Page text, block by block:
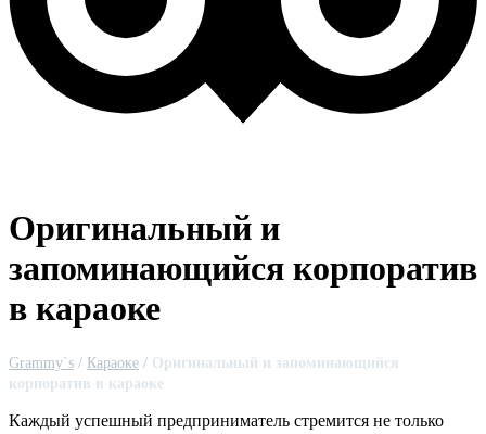
Оригинальный и
запоминающийся корпоратив
в караоке
Grammy`s / Караоке / Оригинальный и запоминающийся
корпоратив в караоке
Каждый успешный предприниматель стремится не только